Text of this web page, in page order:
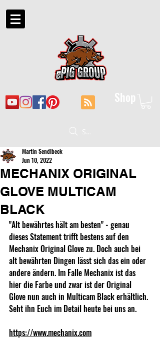
Shop
Suche
MECHANIX ORIGINAL
GLOVE MULTICAM
BLACK
Martin Sendlbeck
Jun 10, 2022
"Alt bewährtes hält am besten" - genau
dieses Statement trifft bestens auf den
Mechanix Original Glove zu. Doch auch bei
alt bewährten Dingen lässt sich das ein oder
andere ändern. Im Falle Mechanix ist das
hier die Farbe und zwar ist der Original
Glove nun auch in Multicam Black erhältlich.
Seht ihn Euch im Detail heute bei uns an.
https://www.mechanix.com